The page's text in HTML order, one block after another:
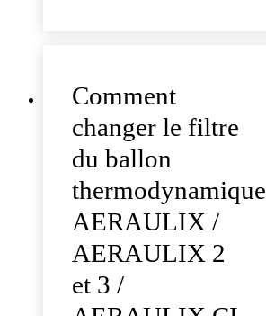
Comment
changer le filtre
du ballon
thermodynamique
AERAULIX /
AERAULIX 2
et 3 /